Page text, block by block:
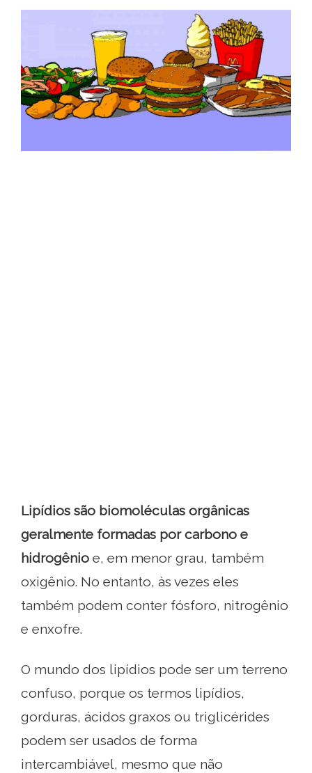
Lipídios são biomoléculas orgânicas
geralmente formadas por carbono e
hidrogênio e, em menor grau, também
oxigênio. No entanto, às vezes eles
também podem conter fósforo, nitrogênio
e enxofre.
O mundo dos lipídios pode ser um terreno
confuso, porque os termos lipídios,
gorduras, ácidos graxos ou triglicérides
podem ser usados ​​de forma
intercambiável, mesmo que não